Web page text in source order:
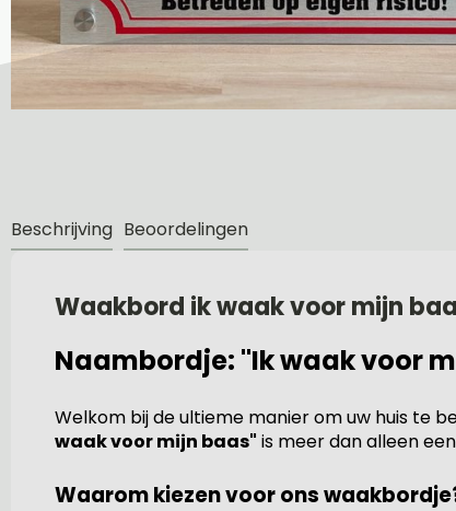
Beschrijving Beoordelingen
Waakbord ik waak voor mijn
Naambordje: "Ik waak voor
Welkom bij de ultieme manier om uw huis te
waak voor mijn baas" is meer dan alleen
Waarom kiezen voor ons